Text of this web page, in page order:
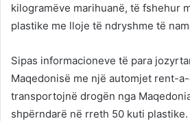
kilogramëve marihuanë, të fshehur
plastike me lloje të ndryshme të
Sipas informacioneve të para
Maqedonisë me një automjet rent-
transportojnë drogën nga
shpërndarë në rreth 50 kuti plastike.